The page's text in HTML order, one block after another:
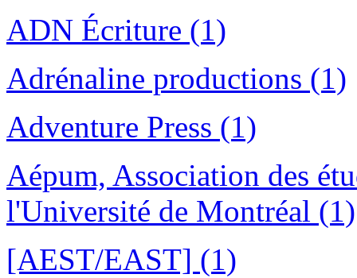
ADN Écriture (1)
Adrénaline productions (1)
Adventure Press (1)
Aépum, Association des
l'Université de Montréal (1)
[AEST/EAST] (1)